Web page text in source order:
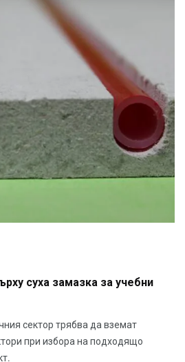
суха замазка за учебни
сектор трябва да вземат
при избора на подходящо